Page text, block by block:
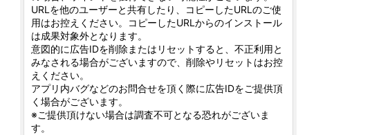
URLを他のユーザーと共有したり、コピーしたURLのご使
用はお控えください。コピーしたURLからのインストール
は成果対象外となります。
意図的に広告IDを削除またはリセットすると、不正利用と
みなされる場合がございますので、削除やリセットはお控
えください。
アプリ内バグなどのお問合せを頂く際に広告IDをご提供頂
く場合がございます。
※ご提供頂けない場合は調査不可となる恐れがございま
す。